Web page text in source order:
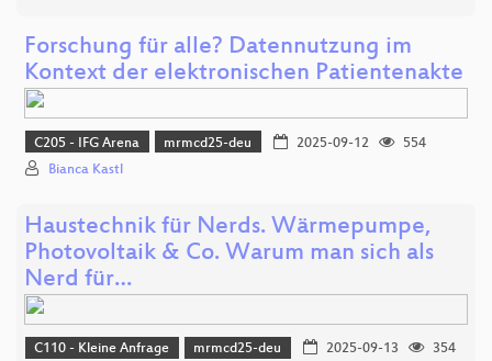
Forschung für alle? Datennutzung im
Kontext der elektronischen Patientenakte
C205 - IFG Arena mrmcd25-deu 2025-09-12
554
Bianca Kastl
Haustechnik für Nerds. Wärmepumpe,
Photovoltaik & Co. Warum man sich als
Nerd für…
C110 - Kleine Anfrage mrmcd25-deu 2025-09-13 354